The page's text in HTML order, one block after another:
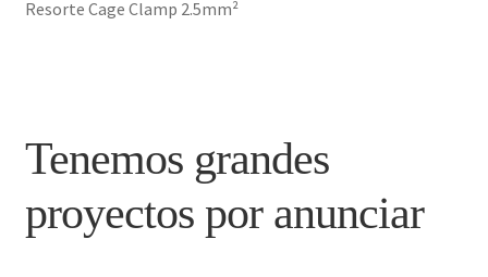
Mi cuenta
Nosotros
Resorte Cage Clamp 2.5mm²
Tenemos grandes
proyectos por anunciar